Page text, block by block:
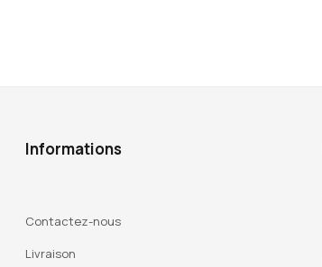
Informations
Contactez-nous
Livraison